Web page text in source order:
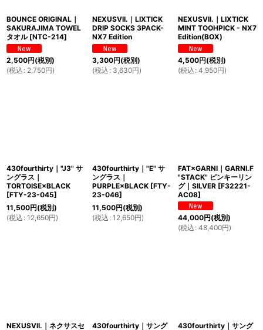
BOUNCE ORIGINAL｜
SAKURAJIMA TOWEL
タオル [NTC-214]
2,500円(税別)
(税込 : 2,750円)
NEXUSVII.｜LIXTICK
DRIP SOCKS 3PACK-
NX7 Edition
3,300円(税別)
(税込 : 3,630円)
NEXUSVII.｜LIXTICK
MINT TOOHPICK - NX7
Edition(BOX)
4,500円(税別)
(税込 : 4,950円)
430fourthirty｜"J3" サ
ングラス｜
TORTOISE×BLACK
[FTY-23-045]
11,500円(税別)
(税込 : 12,650円)
430fourthirty｜"E" サ
ングラス｜
PURPLE×BLACK [FTY-
23-046]
11,500円(税別)
(税込 : 12,650円)
FAT×GARNI｜GARNI.F
"STACK" ピンキーリン
グ｜SILVER [F32221-
AC08]
44,000円(税別)
(税込 : 48,400円)
NEXUSVII.｜ネクサスセ
430fourthirty｜サング
430fourthirty｜サング